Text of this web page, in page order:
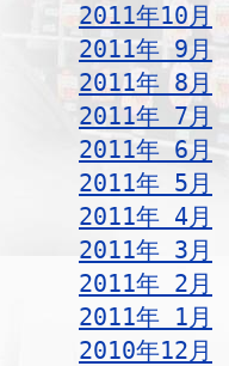
2011年10月
2011年 9月
2011年 8月
2011年 7月
2011年 6月
2011年 5月
2011年 4月
2011年 3月
2011年 2月
2011年 1月
2010年12月